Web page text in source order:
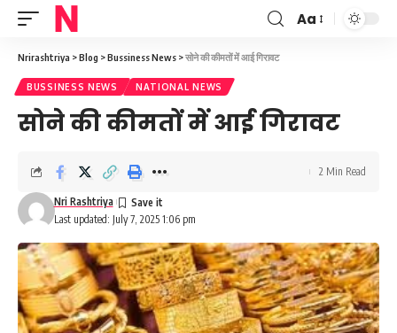
Font
Aa
Nrirashtriya >Blog >Bussiness News >सोने की कीमतों में आई गिरावट
BUSSINESS NEWS NATIONAL NEWS
सोने की कीमतों में आई गिरावट
Last updated: July 7, 2025 1:06 pm
Nri Rashtriya
2 Min Read